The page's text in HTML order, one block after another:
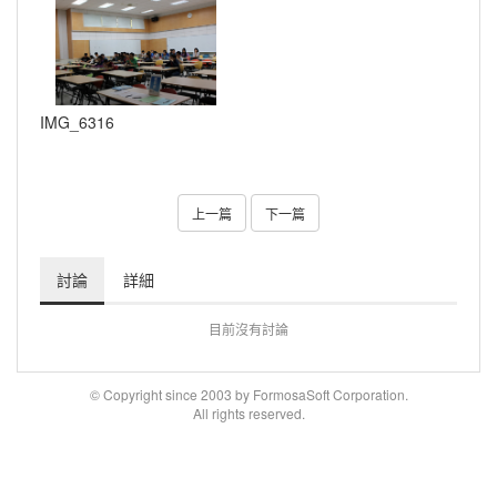
IMG_6316
上一篇 下一篇
討論 詳細
目前沒有討論
© Copyright since 2003 by FormosaSoft Corporation.
All rights reserved.